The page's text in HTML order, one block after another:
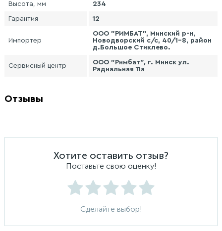
Высота, мм 234
Гарантия 12
Импортер
ООО "РИМБАТ", Минский р-н,
Новодворский с/с, 40/1-8, район
д.Большое Стиклево.
Сервисный центр
ООО "Римбат", г. Минск ул.
Радиальная 11а
Отзывы
Хотите оставить отзыв?
Поставьте свою оценку!
Сделайте выбор!